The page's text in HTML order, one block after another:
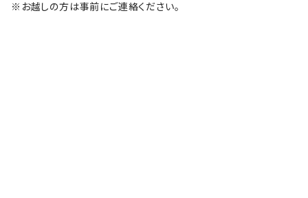
※お越しの方は事前にご連絡ください。